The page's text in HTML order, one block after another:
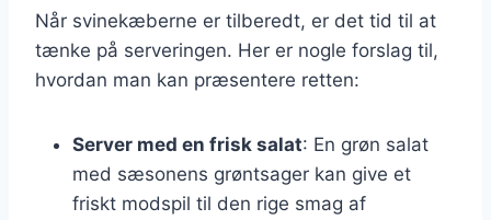
Når svinekæberne er tilberedt, er det tid til at
tænke på serveringen. Her er nogle forslag til,
hvordan man kan præsentere retten:
Server med en frisk salat: En grøn salat
med sæsonens grøntsager kan give et
friskt modspil til den rige smag af